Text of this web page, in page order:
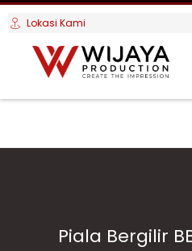
Lokasi Kami
Piala Bergilir